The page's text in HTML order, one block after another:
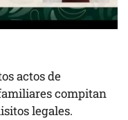
actos de
compitan
legales.